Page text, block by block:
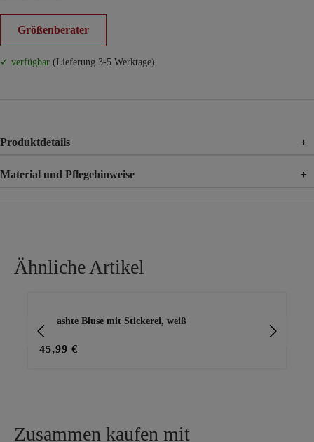
Größenberater
✓ verfügbar (Lieferung 3-5 Werktage)
Produktdetails +
Material und Pflegehinweise +
Ähnliche Artikel
gecrashte Bluse mit Stickerei, weiß
45,99 €
Zusammen kaufen mit